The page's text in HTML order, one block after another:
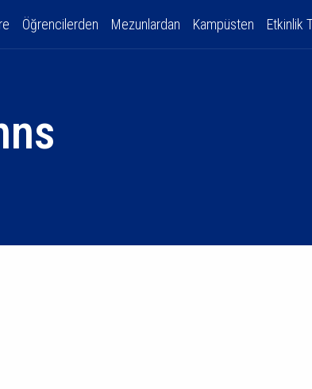
Öğrencilerden Mezunlardan Kampüsten Etkinlik